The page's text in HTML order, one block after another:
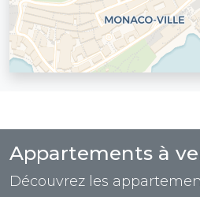
Appartements à
Découvrez les